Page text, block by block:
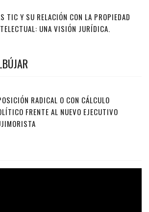
TIC Y SU RELACIÓN CON LA PROPIEDAD
UNA VISIÓN JURÍDICA.
RADICAL O CON CÁLCULO
FRENTE AL NUEVO EJECUTIVO